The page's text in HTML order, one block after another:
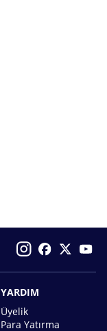
YARDIM
Üyelik
Para Yatırma